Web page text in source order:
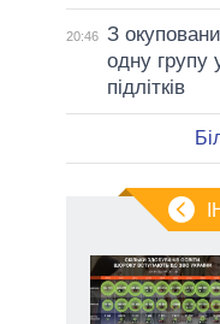
20:46 З
одну групу
підлітків